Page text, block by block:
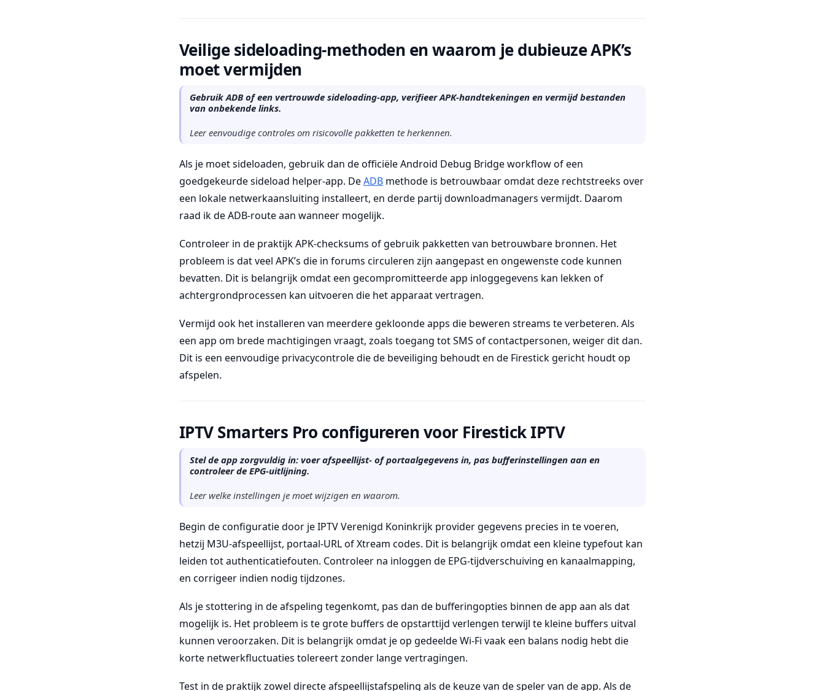
Veilige sideloading-methoden en waarom je dubieuze APK’s
moet vermijden
Gebruik ADB of een vertrouwde sideloading-app, verifieer APK-handtekeningen en vermijd bestanden
van onbekende links.
Leer eenvoudige controles om risicovolle pakketten te herkennen.
Als je moet sideloaden, gebruik dan de officiële Android Debug Bridge workflow of een
goedgekeurde sideload helper-app. DeADB methode is betrouwbaar omdat deze rechtstreeks over
een lokale netwerkaansluiting installeert, en derde partij downloadmanagers vermijdt. Daarom
raad ik de ADB-route aan wanneer mogelijk.
Controleer in de praktijk APK-checksums of gebruik pakketten van betrouwbare bronnen. Het
probleem is dat veel APK’s die in forums circuleren zijn aangepast en ongewenste code kunnen
bevatten. Dit is belangrijk omdat een gecompromitteerde app inloggegevens kan lekken of
achtergrondprocessen kan uitvoeren die het apparaat vertragen.
Vermijd ook het installeren van meerdere gekloonde apps die beweren streams te verbeteren. Als
een app om brede machtigingen vraagt, zoals toegang tot SMS of contactpersonen, weiger dit dan.
Dit is een eenvoudige privacycontrole die de beveiliging behoudt en de Firestick gericht houdt op
afspelen.
IPTV Smarters Pro configureren voor Firestick IPTV
Stel de app zorgvuldig in: voer afspeellijst- of portaalgegevens in, pas bufferinstellingen aan en
controleer de EPG-uitlijning.
Leer welke instellingen je moet wijzigen en waarom.
Begin de configuratie door je IPTV Verenigd Koninkrijk provider gegevens precies in te voeren,
hetzij M3U-afspeellijst, portaal-URL of Xtream codes. Dit is belangrijk omdat een kleine typefout kan
leiden tot authenticatiefouten. Controleer na inloggen de EPG-tijdverschuiving en kanaalmapping,
en corrigeer indien nodig tijdzones.
Als je stottering in de afspeling tegenkomt, pas dan de bufferingopties binnen de app aan als dat
mogelijk is. Het probleem is te grote buffers de opstarttijd verlengen terwijl te kleine buffers uitval
kunnen veroorzaken. Dit is belangrijk omdat je op gedeelde Wi-Fi vaak een balans nodig hebt die
korte netwerkfluctuaties tolereert zonder lange vertragingen.
Test in de praktijk zowel directe afspeellijstafspeling als de keuze van de speler van de app. Als de